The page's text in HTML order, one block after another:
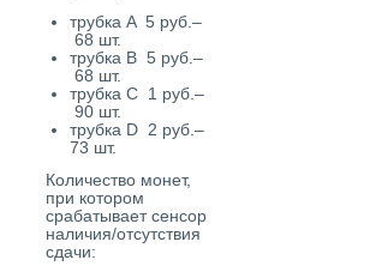
трубка A 5 руб.–
68 шт.
трубка B 5 руб.–
68 шт.
трубка C 1 руб.–
90 шт.
трубка D 2 руб.–
73 шт.
Количество монет,
при котором
срабатывает сенсор
наличия/отсутствия
сдачи: